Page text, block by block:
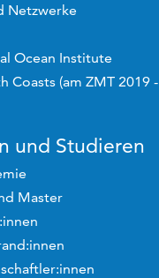
Netzwerke
Ocean Institute
Coasts (am ZMT 2019 -
und Studieren
Master